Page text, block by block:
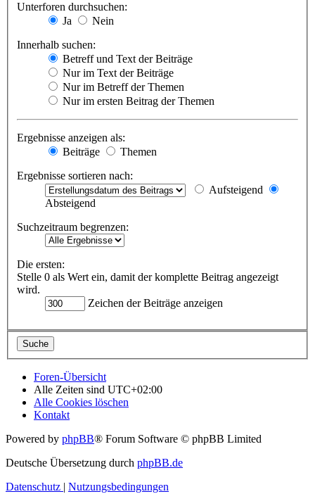
Unterforen durchsuchen:
Ja
Nein
Innerhalb suchen:
Betreff und Text der Beiträge
Nur im Text der Beiträge
Nur im Betreff der Themen
Nur im ersten Beitrag der Themen
Ergebnisse anzeigen als:
Beiträge
Themen
Ergebnisse sortieren nach:
Aufsteigend
Absteigend
Suchzeitraum begrenzen:
Die ersten:
Stelle 0 als Wert ein, damit der komplette Beitrag angezeigt
wird.
Zeichen der Beiträge anzeigen
Foren-Übersicht
Alle Zeiten sind UTC+02:00
Alle Cookies löschen
Kontakt
Powered by phpBB® Forum Software © phpBB Limited
Deutsche Übersetzung durch phpBB.de
Datenschutz | Nutzungsbedingungen